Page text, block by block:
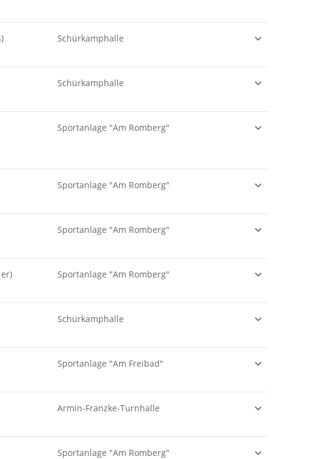
Schürkamphalle
Schürkamphalle
Sportanlage "Am Romberg"
Sportanlage "Am Romberg"
Sportanlage "Am Romberg"
Sportanlage "Am Romberg"
Schürkamphalle
Sportanlage "Am Freibad"
Armin-Franzke-Turnhalle
Sportanlage "Am Romberg"